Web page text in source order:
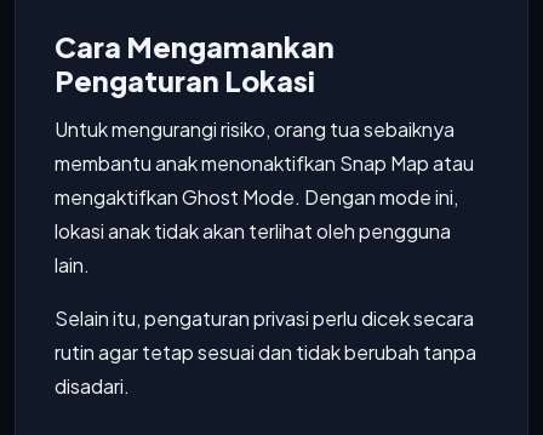
Cara Mengamankan
Pengaturan Lokasi
Untuk mengurangi risiko, orang tua sebaiknya
membantu anak menonaktifkan Snap Map atau
mengaktifkan Ghost Mode. Dengan mode ini,
lokasi anak tidak akan terlihat oleh pengguna
lain.
Selain itu, pengaturan privasi perlu dicek secara
rutin agar tetap sesuai dan tidak berubah tanpa
disadari.